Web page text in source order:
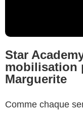
Star
mobilisation
Marguerite
Comme chaque